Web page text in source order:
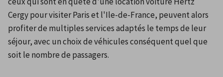
Cergy pour visiter Paris et l'Ile-de-France, peuvent alors
profiter de multiples services adaptés le temps de leur
séjour, avec un choix de véhicules conséquent quel que
soit le nombre de passagers.